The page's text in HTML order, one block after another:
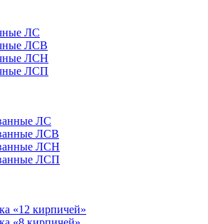
ЛС
ЛСВ
ЛСН
ЛСП
ЛС
ЛСВ
ЛСН
ЛСП
«12 кирпичей»